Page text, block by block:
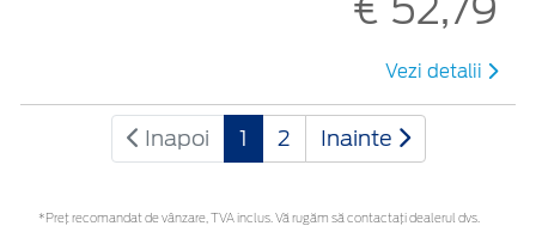
Vezi detalii
Inapoi 1 2 Inainte
*Preţ recomandat de vânzare, TVA inclus. Vă rugăm să contactaţi dealerul dvs.